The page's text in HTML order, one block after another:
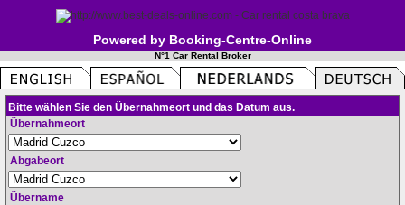
Powered by Booking-Centre-Online
N°1 Car Rental Broker
Bitte wählen Sie den Übernahmeort und das Datum aus.
Übernahmeort
Abgabeort
Übername